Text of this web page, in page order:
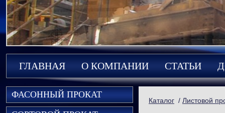
ГЛАВНАЯ О КОМПАНИИ СТАТЬИ
ФАСОННЫЙ ПРОКАТ
Каталог / Листовой